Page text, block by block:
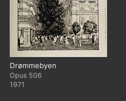
Drømmebyen
506
1971